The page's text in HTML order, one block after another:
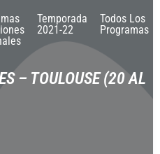
Temporada
2021-22
Todos Los
Programas
– TOULOUSE (20 AL